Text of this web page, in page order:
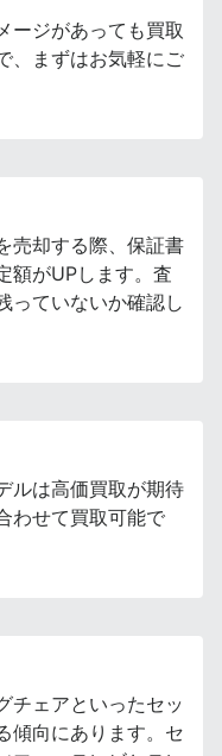
ージがあっても買取
、まずはお気軽にご
売却する際、保証書
額がUPします。査
っていないか確認し
ルは高価買取が期待
わせて買取可能で
チェアといったセッ
傾向にあります。セ